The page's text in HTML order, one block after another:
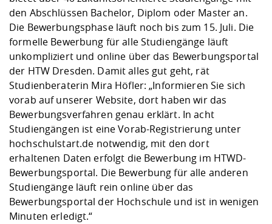
den Abschlüssen Bachelor, Diplom oder Master an.
Die Bewerbungsphase läuft noch bis zum 15. Juli. Die
formelle Bewerbung für alle Studiengänge läuft
unkompliziert und online über das Bewerbungsportal
der HTW Dresden. Damit alles gut geht, rät
Studienberaterin Mira Höfler: „Informieren Sie sich
vorab auf unserer Website, dort haben wir das
Bewerbungsverfahren genau erklärt. In acht
Studiengängen ist eine Vorab-Registrierung unter
hochschulstart.de notwendig, mit den dort
erhaltenen Daten erfolgt die Bewerbung im HTWD-
Bewerbungsportal. Die Bewerbung für alle anderen
Studiengänge läuft rein online über das
Bewerbungsportal der Hochschule und ist in wenigen
Minuten erledigt.“